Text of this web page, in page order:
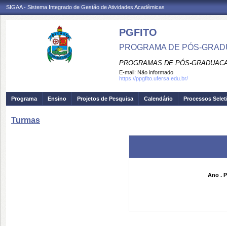
SIGAA - Sistema Integrado de Gestão de Atividades Acadêmicas
PGFITO
PROGRAMA DE PÓS-
PROGRAMAS DE PÓS-
E-mail: Não informado
https://ppgfito.ufersa.edu.br/
Programa Ensino Projetos de Pesquisa Calendário Processos
Turmas
Ano .